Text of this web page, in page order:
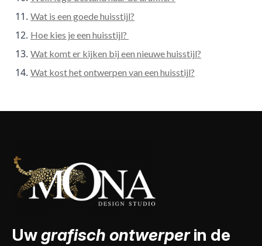
Wat is een goede huisstijl?
Hoe kies je een huisstijl?
Wat komt er kijken bij een nieuwe huisstijl?
Wat kost het ontwerpen van een huisstijl?
Uwgrafisch ontwerperin de